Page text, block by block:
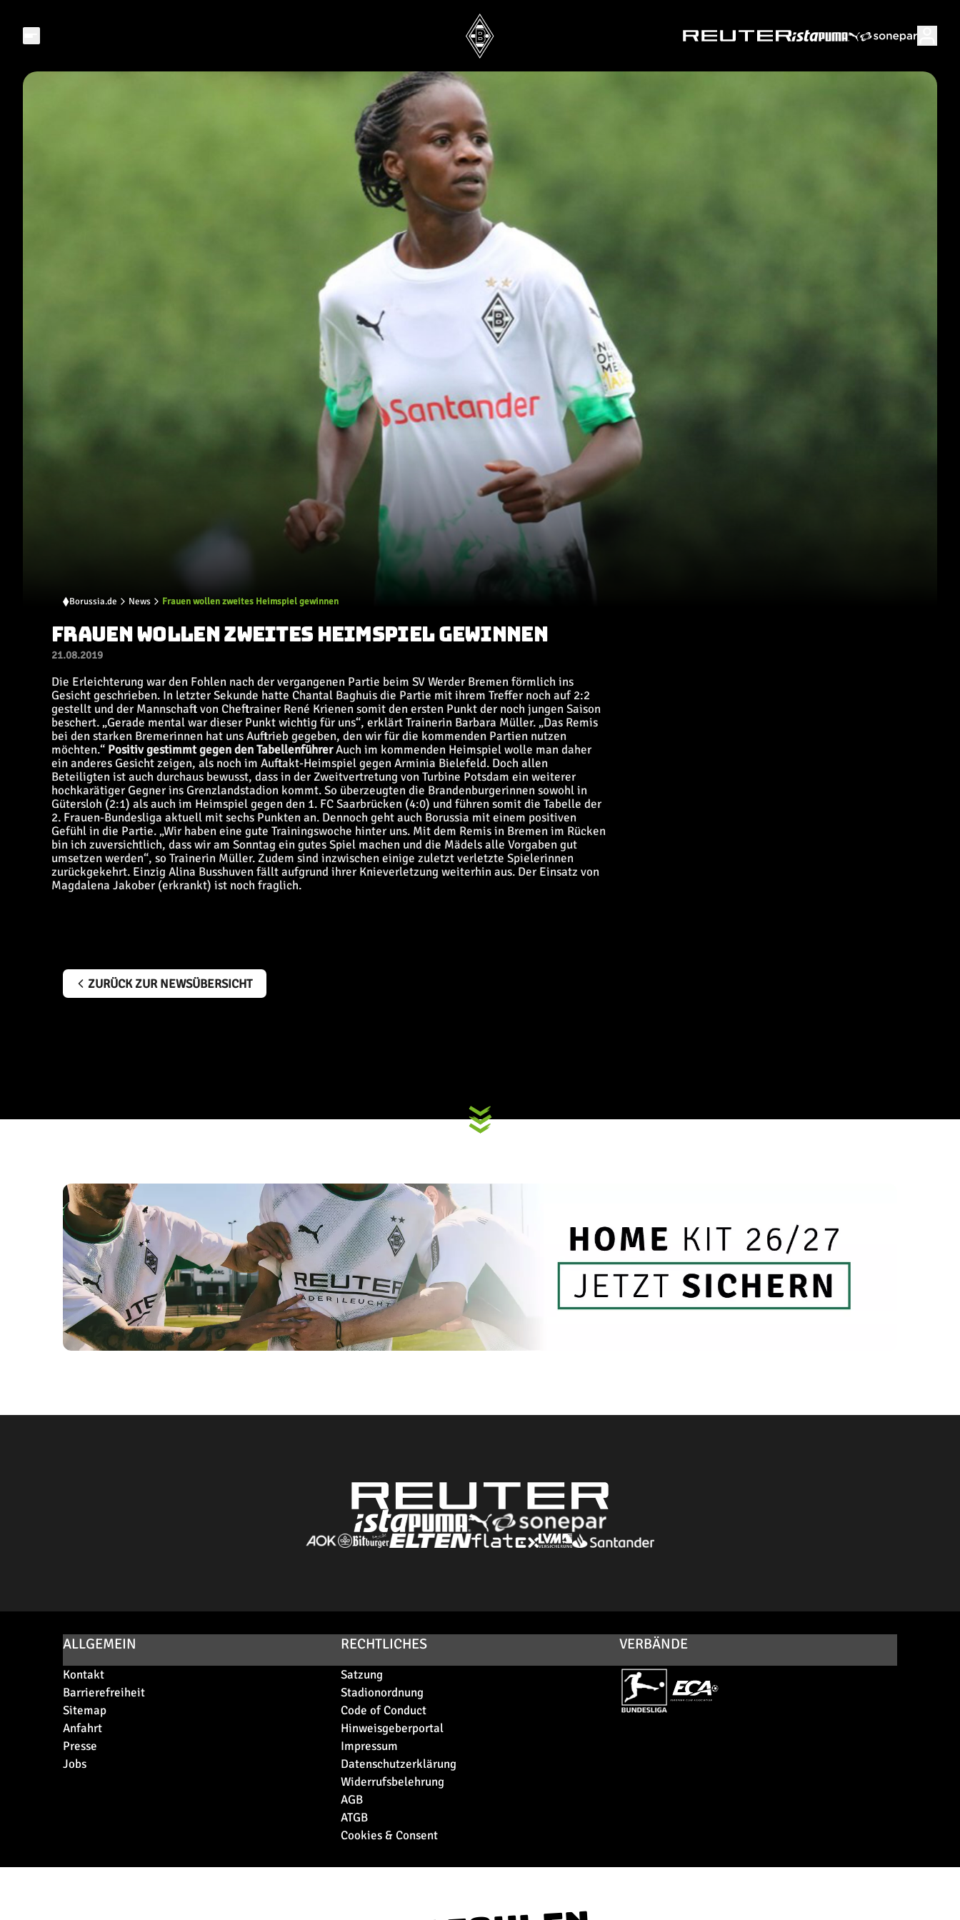
Borussia.de News Frauen wollen zweites Heimspiel gewinnen
FRAUEN WOLLEN ZWEITES HEIMSPIEL GEWINNEN
21.08.2019
Die Erleichterung war den Fohlen nach der vergangenen Partie beim SV Werder Bremen förmlich ins
Gesicht geschrieben. In letzter Sekunde hatte Chantal Baghuis die Partie mit ihrem Treffer noch auf 2:2
gestellt und der Mannschaft von Cheftrainer René Krienen somit den ersten Punkt der noch jungen Saison
beschert. „Gerade mental war dieser Punkt wichtig für uns“, erklärt Trainerin Barbara Müller. „Das Remis
bei den starken Bremerinnen hat uns Auftrieb gegeben, den wir für die kommenden Partien nutzen
möchten.“ Positiv gestimmt gegen den TabellenführerAuch im kommenden Heimspiel wolle man daher
ein anderes Gesicht zeigen, als noch im Auftakt-Heimspiel gegen Arminia Bielefeld. Doch allen
Beteiligten ist auch durchaus bewusst, dass in der Zweitvertretung von Turbine Potsdam ein weiterer
hochkarätiger Gegner ins Grenzlandstadion kommt. So überzeugten die Brandenburgerinnen sowohl in
Gütersloh (2:1) als auch im Heimspiel gegen den 1. FC Saarbrücken (4:0) und führen somit die Tabelle der
2. Frauen-Bundesliga aktuell mit sechs Punkten an. Dennoch geht auch Borussia mit einem positiven
Gefühl in die Partie. „Wir haben eine gute Trainingswoche hinter uns. Mit dem Remis in Bremen im Rücken
bin ich zuversichtlich, dass wir am Sonntag ein gutes Spiel machen und die Mädels alle Vorgaben gut
umsetzen werden“, so Trainerin Müller. Zudem sind inzwischen einige zuletzt verletzte Spielerinnen
zurückgekehrt. Einzig Alina Busshuven fällt aufgrund ihrer Knieverletzung weiterhin aus. Der Einsatz von
Magdalena Jakober (erkrankt) ist noch fraglich.
ZURÜCK ZUR NEWSÜBERSICHT
ALLGEMEIN
Kontakt
Barrierefreiheit
Sitemap
Anfahrt
Presse
Jobs
RECHTLICHES
Satzung
Stadionordnung
Code of Conduct
Hinweisgeberportal
Impressum
Datenschutzerklärung
Widerrufsbelehrung
AGB
ATGB
Cookies & Consent
VERBÄNDE